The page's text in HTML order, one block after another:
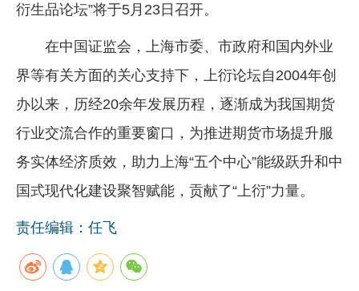
衍生品论坛”将于5月23日召开。
在中国证监会，上海市委、市政府和国内外业
界等有关方面的关心支持下，上衍论坛自2004年创
办以来，历经20余年发展历程，逐渐成为我国期货
行业交流合作的重要窗口，为推进期货市场提升服
务实体经济质效，助力上海“五个中心”能级跃升和中
国式现代化建设聚智赋能，贡献了“上衍”力量。
责任编辑：任飞